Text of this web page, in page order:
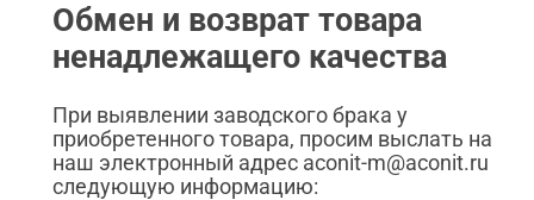
Обмен и возврат товара
ненадлежащего качества
При выявлении заводского брака у
приобретенного товара, просим выслать на
наш электронный адрес aconit-m@aconit.ru
следующую информацию: